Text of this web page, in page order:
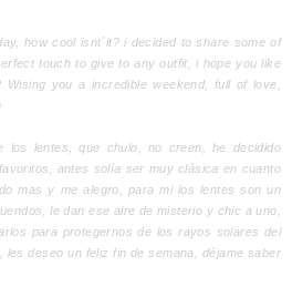
how cool isnt´it? i decided to share some of
touch to give to any outfit, i hope you like
you a incredible weekend, full of love,
los lentes, que chulo, no creen, he decidido
antes solía ser muy clásica en cuanto
mas y me alegro, para mi los lentes son un
le dan ese aire de misterio y chic a uno,
para protegernos de los rayos solares del
deseo un feliz fin de semana, déjame saber